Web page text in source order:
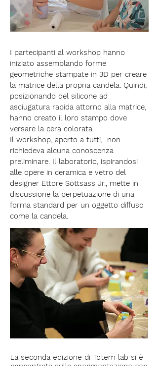
I partecipanti al workshop hanno
iniziato assemblando forme
geometriche stampate in 3D per creare
la matrice della propria candela. Quindi,
posizionando del silicone ad
asciugatura rapida attorno alla matrice,
hanno creato il loro stampo dove
versare la cera colorata.
Il workshop, aperto a tutti, non
richiedeva alcuna conoscenza
preliminare. Il laboratorio, ispirandosi
alle opere in ceramica e vetro del
designer Ettore Sottsass Jr., mette in
discussione la perpetuazione di una
forma standard per un oggetto diffuso
come la candela.
La seconda edizione di Totem lab si è
concentrata sulla sperimentazione con